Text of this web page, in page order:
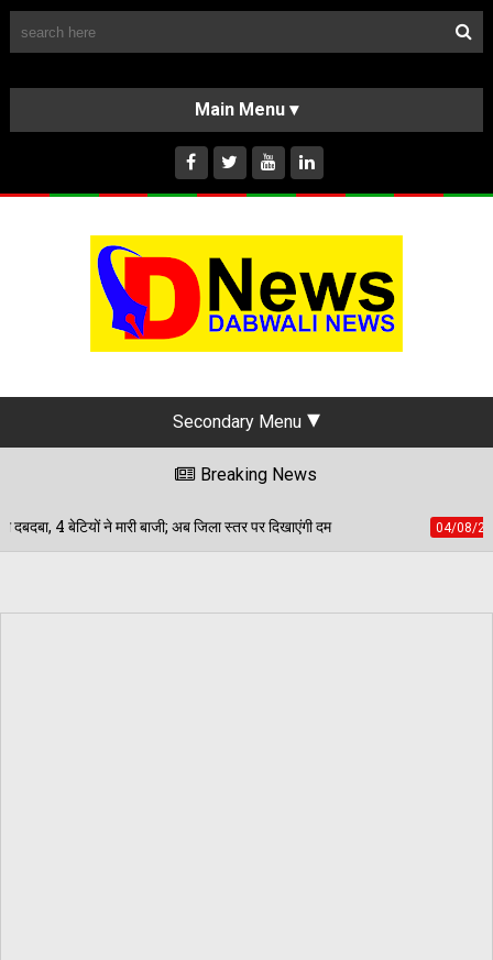
HOME
ABOUT US
INSTAGRAM
Secondary Menu
Breaking News
स्तर पर दिखाएंगी दम 04/08/2026 मिशन नूंह: डबवाली में 9